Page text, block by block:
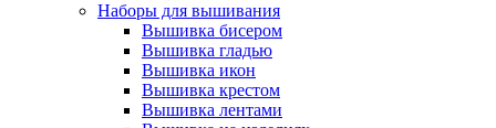
Наборы для вышивания
Вышивка бисером
Вышивка гладью
Вышивка икон
Вышивка крестом
Вышивка лентами